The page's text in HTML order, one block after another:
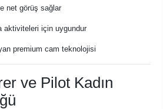
net görüş sağlar
aktiviteleri için uygundur
premium cam teknolojisi
ve Pilot Kadın